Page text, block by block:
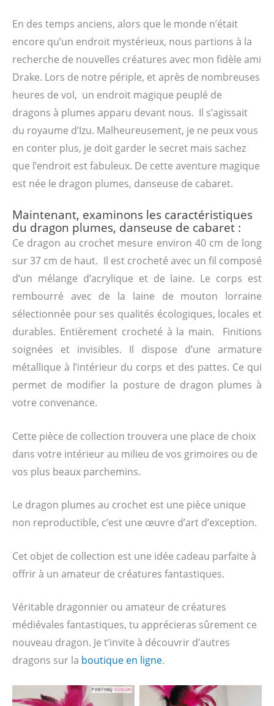
En des temps anciens, alors que le monde n’était
encore qu’un endroit mystérieux, nous partions à la
recherche de nouvelles créatures avec mon fidèle ami
Drake. Lors de notre périple, et après de nombreuses
heures de vol, un endroit magique peuplé de
dragons à plumes apparu devant nous. Il s’agissait
du royaume d’Izu. Malheureusement, je ne peux vous
en conter plus, je doit garder le secret mais sachez
que l’endroit est fabuleux. De cette aventure magique
est née le dragon plumes, danseuse de cabaret.
Maintenant, examinons les caractéristiques
du dragon plumes, danseuse de cabaret :
Ce dragon au crochet mesure environ 40 cm de long
sur 37 cm de haut. Il est crocheté avec un fil composé
d’un mélange d’acrylique et de laine. Le corps est
rembourré avec de la laine de mouton lorraine
sélectionnée pour ses qualités écologiques, locales et
durables. Entièrement crocheté à la main. Finitions
soignées et invisibles. Il dispose d’une armature
métallique à l’intérieur du corps et des pattes. Ce qui
permet de modifier la posture de dragon plumes à
votre convenance.
Cette pièce de collection trouvera une place de choix
dans votre intérieur au milieu de vos grimoires ou de
vos plus beaux parchemins.
Le dragon plumes au crochet est une pièce unique
non reproductible, c’est une œuvre d’art d’exception.
Cet objet de collection est une idée cadeau parfaite à
offrir à un amateur de créatures fantastiques.
Véritable dragonnier ou amateur de créatures
médiévales fantastiques, tu apprécieras sûrement ce
nouveau dragon. Je t’invite à découvrir d’autres
dragons sur la boutique en ligne.